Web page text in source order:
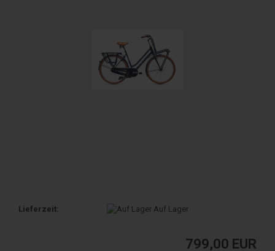
Lieferzeit: Auf Lager
799,00 EUR